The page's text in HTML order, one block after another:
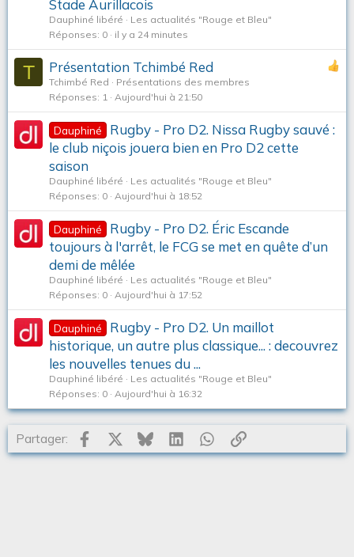
Stade Aurillacois
Dauphiné libéré
Les actualités "Rouge et Bleu"
Réponses 0 il y a 24 minutes
T Présentation Tchimbé Red
Tchimbé Red
Présentations des membres
Réponses 1 Aujourd'hui à 21:50
Dauphiné
Rugby - Pro D2. Nissa Rugby sauvé :
le club niçois jouera bien en Pro D2 cette
saison
Dauphiné libéré
Les actualités "Rouge et Bleu"
Réponses 0 Aujourd'hui à 18:52
Dauphiné
Rugby - Pro D2. Éric Escande
toujours à l'arrêt, le FCG se met en quête d’un
demi de mêlée
Dauphiné libéré
Les actualités "Rouge et Bleu"
Réponses 0 Aujourd'hui à 17:52
Dauphiné
Rugby - Pro D2. Un maillot
historique, un autre plus classique... : decouvrez
les nouvelles tenues du ...
Dauphiné libéré
Les actualités "Rouge et Bleu"
Réponses 0 Aujourd'hui à 16:32
Partager: Facebook BlueskyLinkedInWhatsApp
Lien